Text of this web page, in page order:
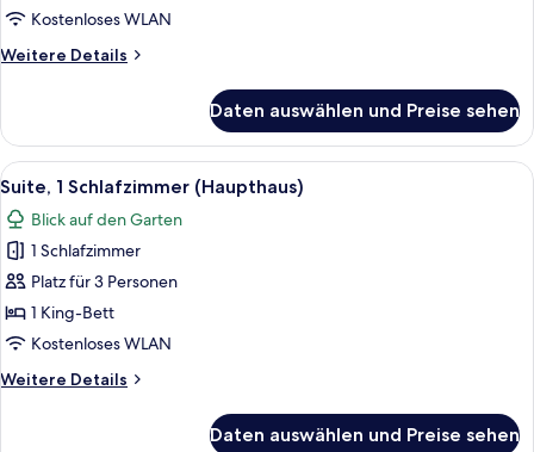
Kostenloses WLAN
Weitere Details
Weitere
Zimmer
(Haupthaus)
Daten auswählen und Preise sehen
Alle
Fotos
für
Suite,
1
Schlafzimmer
(Haupthaus)
Eine Kaffeemaschine mit Tasse und
10
Suite, 1 Schlafzimmer (Haupthaus)
Blick auf den Garten
1 Schlafzimmer
Platz für 3 Personen
1 King-Bett
Kostenloses WLAN
Weitere Details
Weitere
Daten auswählen und Preise sehen